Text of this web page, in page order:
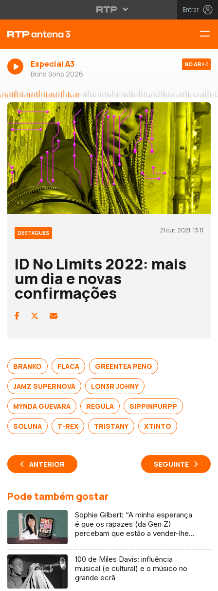
Entrar
Especial A3
Bons Sons 2026
NO AR
DESTAQUES 21 out, 2021, 13:11
ID No Limits 2022: mais
um dia e novas
confirmações
BRANKO FLACA GREENTEA PENG
JAMZ SUPERNOVA LON3R JOHNY
MYNDA GUEVARA REGULA SIPPINPURPP
SOLUNA T-REX TRISTANY XTINTO
ANTERIOR SEGUINTE
Pode também gostar
Sophie Gilbert: “A minha esperança
é que os rapazes (da Gen Z)
percebam que estão a vender-lhes
100 de Miles Davis: influência
musical (e cultural) e o músico no
grande ecrã